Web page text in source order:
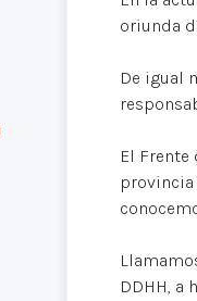
oriunda
De igual
El
provincia
DDHH, a